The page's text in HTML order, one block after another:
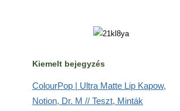
Kiemelt bejegyzés
ColourPop | Ultra Matte Lip Kapow,
Notion, Dr. M // Teszt, Minták